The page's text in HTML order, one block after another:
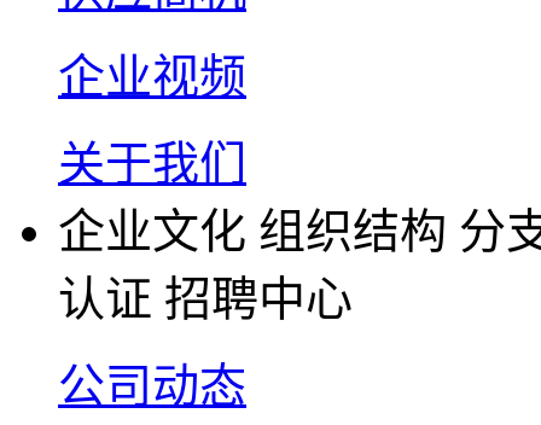
企业视频
关于我们
企业文化 组织结构 分
认证 招聘中心
公司动态